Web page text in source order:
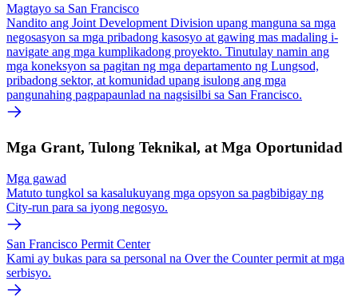
Magtayo sa San Francisco
Nandito ang Joint Development Division upang manguna sa mga
negosasyon sa mga pribadong kasosyo at gawing mas madaling i-
navigate ang mga kumplikadong proyekto. Tinutulay namin ang
mga koneksyon sa pagitan ng mga departamento ng Lungsod,
pribadong sektor, at komunidad upang isulong ang mga
pangunahing pagpapaunlad na nagsisilbi sa San Francisco.
Mga Grant, Tulong Teknikal, at Mga Oportunidad
Mga gawad
Matuto tungkol sa kasalukuyang mga opsyon sa pagbibigay ng
City-run para sa iyong negosyo.
San Francisco Permit Center
Kami ay bukas para sa personal na Over the Counter permit at mga
serbisyo.